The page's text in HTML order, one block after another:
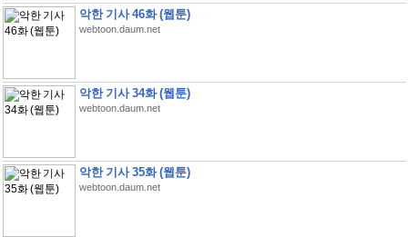
악한 기사 46화 (웹툰)
webtoon.daum.net
악한 기사 34화 (웹툰)
webtoon.daum.net
악한 기사 35화 (웹툰)
webtoon.daum.net